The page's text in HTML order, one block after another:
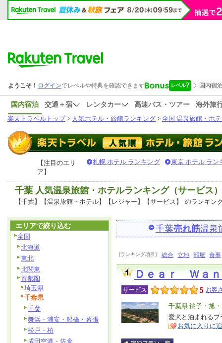
国内宿泊 交通＋宿 レンタカー 高速バス・ツアー
海外旅
楽天トラベルトップ> 人気ホテル・旅館ランキング > 全国 温泉旅館・ホ
【注目のエリ
ア】
札幌 ホテル ランキング 東京 ホテル ラン
千葉 人気温泉旅館・ホテルランキング（サービス
【千葉】【温泉旅館・ホテル】【レジャー】【サービス】 のランキン
千葉売れ筋温泉
[ランキング項目] 総合 立地 部屋 食事
Ｄｅａｒ Ｗａ
サービス 5 お客
エ
リ
ア
千葉県 銚子・旭
特
徴
愛犬と泊まれる
お気に入りに
エリアで絞り込む
全国
北海道
東北
北関東
首都圏
埼玉県
千葉県
千葉
舞浜・浦安・船橋・幕張
松戸・柏
成田空港・佐倉